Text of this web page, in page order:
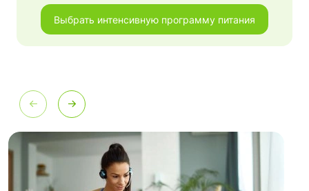
Выбрать интенсивную программу питания